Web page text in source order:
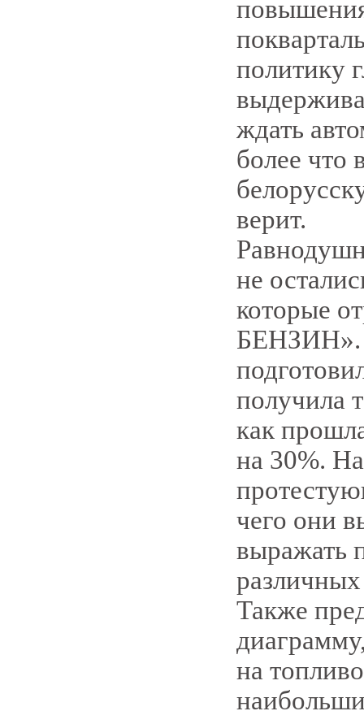
политику
ждать
более что
верит.
не
которые
БЕНЗИН».
получила
как
на 30%.
чего они
выражать
различных
Также
на